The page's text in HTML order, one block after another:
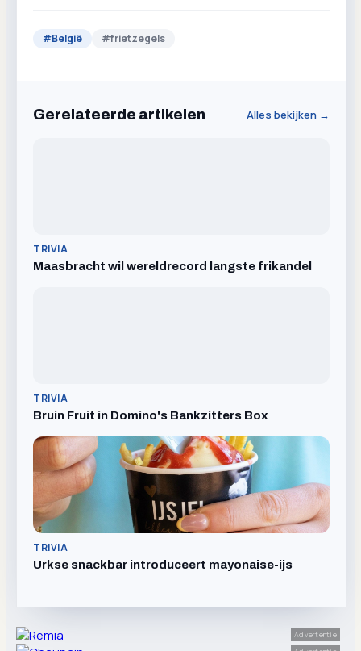
#België #frietzegels
Gerelateerde artikelen Alles bekijken →
TRIVIA
Maasbracht wil wereldrecord langste frikandel
TRIVIA
Bruin Fruit in Domino's Bankzitters Box
TRIVIA
Urkse snackbar introduceert mayonaise-ijs
Advertentie